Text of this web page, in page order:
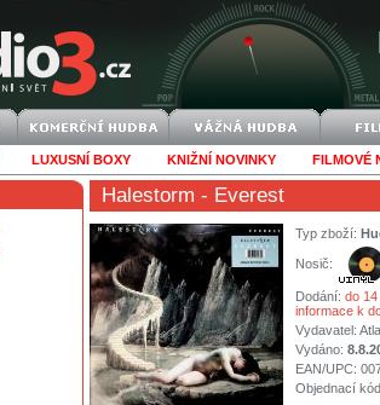
LUXUSNÍ BOXY KNIŽNÍ NOVINKY FILMOVÉ
Halestorm - Everest
Typ zboží:
Nosič:
Dodání: do
informace k
Vydavatel:
Vydáno:
EAN/UPC:
Objednací